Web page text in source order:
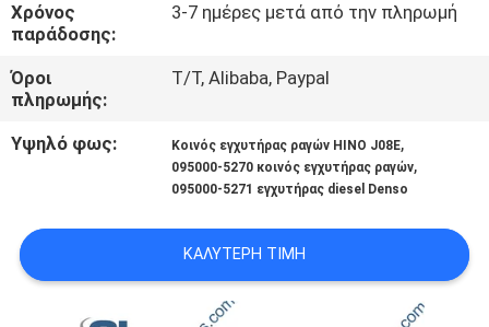
ΈΛΕΓΧΟΣ
ΠΟΙΌΤΗΤΑΣ
ΖΗΤΉΣΤΕ
SITEMAP
Χρόνος
παράδοσης:
3-7 ημέρες μετά από την πληρωμή
Όροι
πληρωμής:
T/T, Alibaba, Paypal
Υψηλό φως: Κοινός εγχυτήρας ραγών HINO J08E,
095000-5270 κοινός εγχυτήρας ραγών,
095000-5271 εγχυτήρας diesel Denso
ΚΑΛΎΤΕΡΗ ΤΙΜΉ